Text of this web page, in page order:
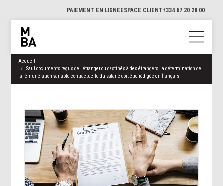
PAIEMENT EN LIGNEESPACE CLIENT+334 67 20 28 00
Accueil
Sauf documents reçus de l'étranger ou destinés à des étrangers, la détermination de
la rémunération variable contractuelle du salarié doit être rédigée en français